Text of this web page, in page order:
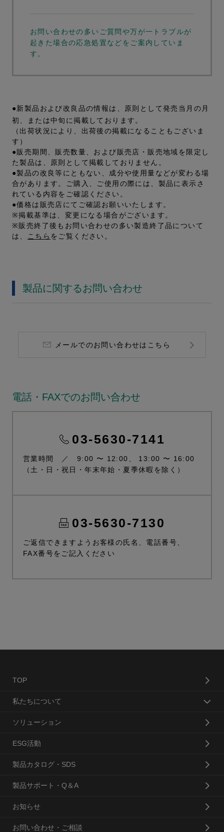
お問い合わせの多いご質問や万が一トラブルが
起きた場合の応急処置などをご案内していま
す。
●新製品および改良品の情報は、原則として発売当月の月
初、または中旬に掲載しております。
（出荷状況により、出荷後の掲載になることもございま
す）
●販売期間、販売数量、および販売店・販売地域を限定し
た製品は、原則として掲載しておりません。
●製品の改良等にともない、成分や使用量などが変わる場
合があります。ご購入、ご使用の際には、製品に表示さ
れている内容をご確認ください。
●価格は販売店にてご確認お願いいたします。
※掲載基準は、変更になる場合がございます。
※販売終了後もお問い合わせの多い製造終了品について
は、
こちら をご覧ください。
製品に関するお問い合わせ
メールでのお問い合わせはこちら
電話・FAXでのお問い合わせ
03-5630-7141
営業時間 ／ 9:00 〜 12:00、 13:00 〜 16:00
（土・日・祝日・年末年始・夏季休暇を除く）
03-5630-7130
ご返信できますようお客様の氏名、電話番号、
FAX番号をご記入ください
TOP
私たちについて
ソリューション
ESG活動
製品カタログ・SDS
製品サポート・Q＆A
お知らせ
お問い合わせ・ご相談